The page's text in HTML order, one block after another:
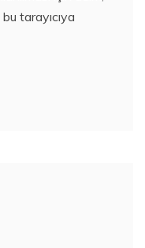
tarayıcıya